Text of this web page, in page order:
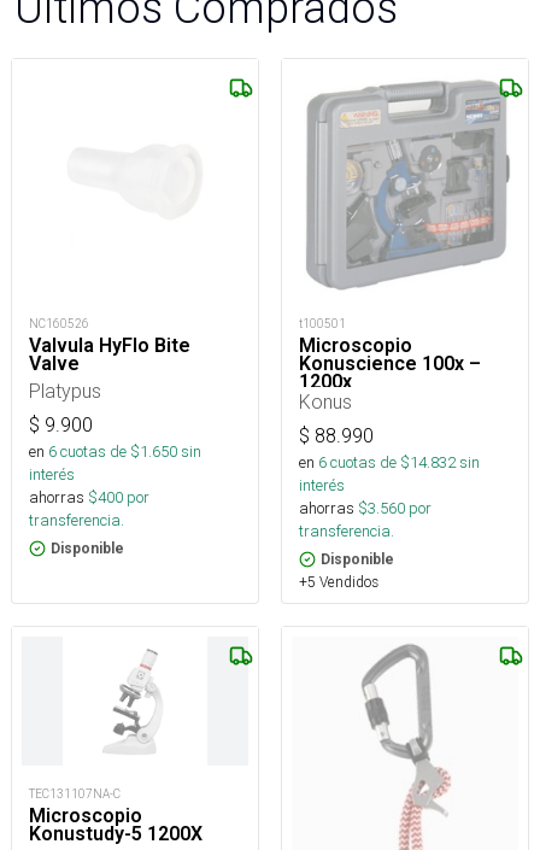
NC160526
Valvula HyFlo Bite
Valve
Platypus
$ 9.900
en 6cuotas de $1.650sin
interés
ahorras $400 por
transferencia.
Disponible
t100501
Microscopio
Konuscience 100x –
1200x
Konus
$ 88.990
en 6cuotas de $14.832sin
interés
ahorras $3.560 por
transferencia.
Disponible
+5 Vendidos
TEC131107NA-C
Microscopio
Konustudy-5 1200X